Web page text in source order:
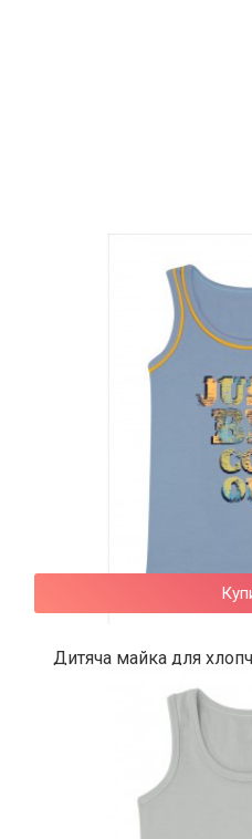
Дитяча майка для